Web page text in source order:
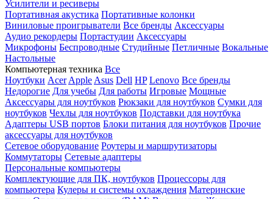
Усилители и ресиверы
Портативная акустика Портативные колонки
Виниловые проигрыватели Все бренды Аксессуары
Аудио рекордеры Портастудии Аксессуары
Микрофоны Беспроводные Студийные Петличные Вокальные
Настольные
Компьютерная техника Все
Ноутбуки Acer Apple Asus Dell HP Lenovo Все бренды
Недорогие Для учебы Для работы Игровые Мощные
Аксессуары для ноутбуков Рюкзаки для ноутбуков Сумки для
ноутбуков Чехлы для ноутбуков Подставки для ноутбука
Адаптеры USB портов Блоки питания для ноутбуков Прочие
аксессуары для ноутбуков
Сетевое оборудование Роутеры и маршрутизаторы
Коммутаторы Сетевые адаптеры
Персональные компьютеры
Комплектующие для ПК, ноутбуков Процессоры для
компьютера Кулеры и системы охлаждения Материнские